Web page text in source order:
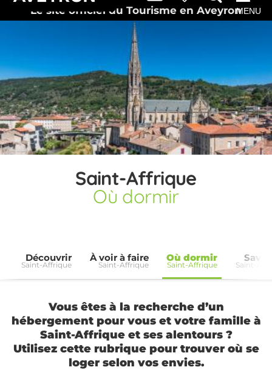
Le site officiel du Tourisme en AveyronMENU
Saint-Affrique
Où dormir
Découvrir
Saint-Affrique
À voir à faire
Saint-Affrique
Où dormir
Saint-Affrique Saint-
Vous êtes à la recherche d’un
hébergement pour vous et votre famille à
Saint-Affrique et ses alentours ?
Utilisez cette rubrique pour trouver où se
loger selon vos envies.